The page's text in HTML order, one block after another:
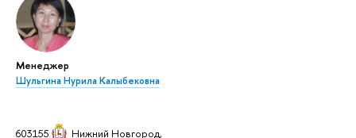
Менеджер
Шульгина Нурила Калыбековна
603155 Нижний Новгород,